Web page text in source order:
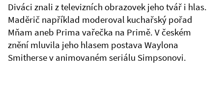
Diváci znali z televizních obrazovek jeho tvář i hlas.
Maděrič například moderoval kuchařský pořad
Mňam aneb Prima vařečka na Primě. V českém
znění mluvila jeho hlasem postava Waylona
Smitherse v animovaném seriálu Simpsonovi.